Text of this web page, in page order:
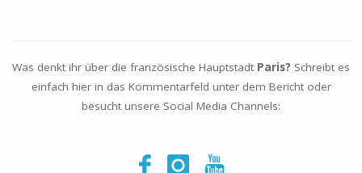
Was denkt ihr über die französische Hauptstadt Paris? Schreibt es
einfach hier in das Kommentarfeld unter dem Bericht oder
besucht unsere Social Media Channels: